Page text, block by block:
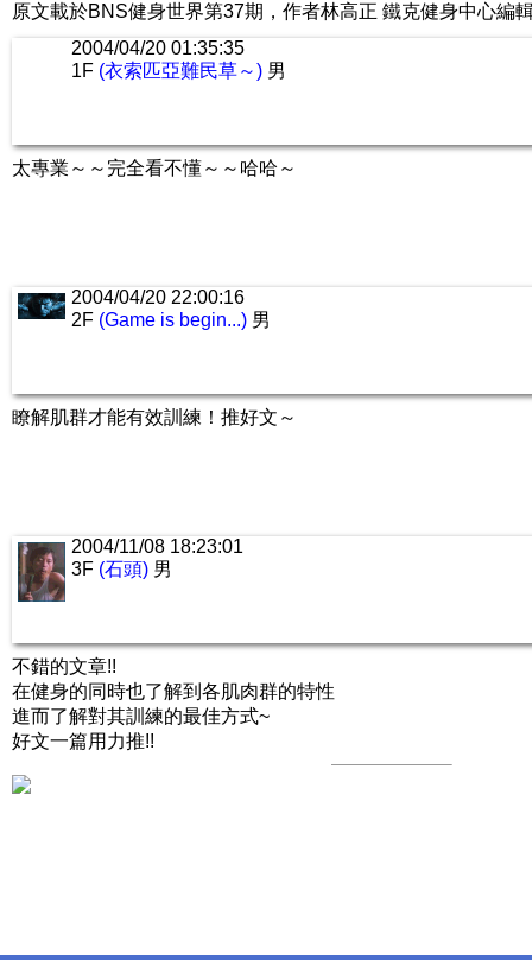
原文載於BNS健身世界第37期，作者林高正 鐵克健身中心編
2004/04/20 01:35:35
1F (衣索匹亞難民草～) 男
太專業～～完全看不懂～～哈哈～
2004/04/20 22:00:16
2F (Game is begin...) 男
瞭解肌群才能有效訓練！推好文～
2004/11/08 18:23:01
3F (石頭) 男
不錯的文章!!
在健身的同時也了解到各肌肉群的特性
進而了解對其訓練的最佳方式~
好文一篇用力推!!